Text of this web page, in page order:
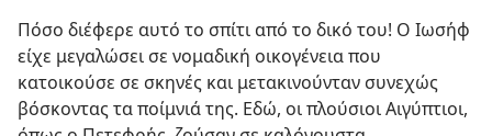
Πόσο διέφερε αυτό το σπίτι από το δικό του! Ο Ιωσήφ
είχε μεγαλώσει σε νομαδική οικογένεια που
κατοικούσε σε σκηνές και μετακινούνταν συνεχώς
βόσκοντας τα ποίμνιά της. Εδώ, οι πλούσιοι Αιγύπτιοι,